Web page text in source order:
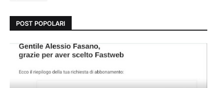
POST POPOLARI